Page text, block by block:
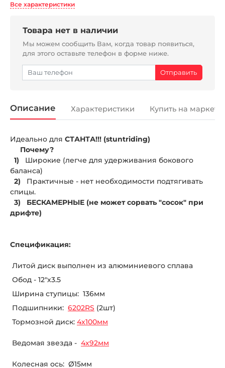
Все характеристики
Товара нет в наличии
Мы можем сообщить Вам, когда товар появиться,
для этого оставьте телефон в форме ниже.
Описание Характеристики Купить на
Идеально для СТАНТА!!! (stuntriding)
Почему?
1)
Широкие (легче для удерживания бокового
баланса)
2) Практичные - нет необходимости подтягивать
спицы.
3) БЕСКАМЕРНЫЕ (не может сорвать "сосок" при
дрифте)
Спецификация:
Литой диск выполнен из алюминиевого сплава
Обод - 12"х3.5
Ширина ступицы: 136мм
Подшипники: 6202RS (2шт)
Тормозной диск: 4х100мм
Ведомая звезда - 4х92мм
Колесная ось: Ø15мм